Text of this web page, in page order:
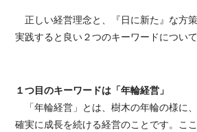
正しい経営理念と、『日に新た』な方策
実践すると良い２つのキーワードについて
１つ目のキーワードは「年輪経営」
「年輪経営」とは、樹木の年輪の様に
確実に成長を続ける経営のことです。こ